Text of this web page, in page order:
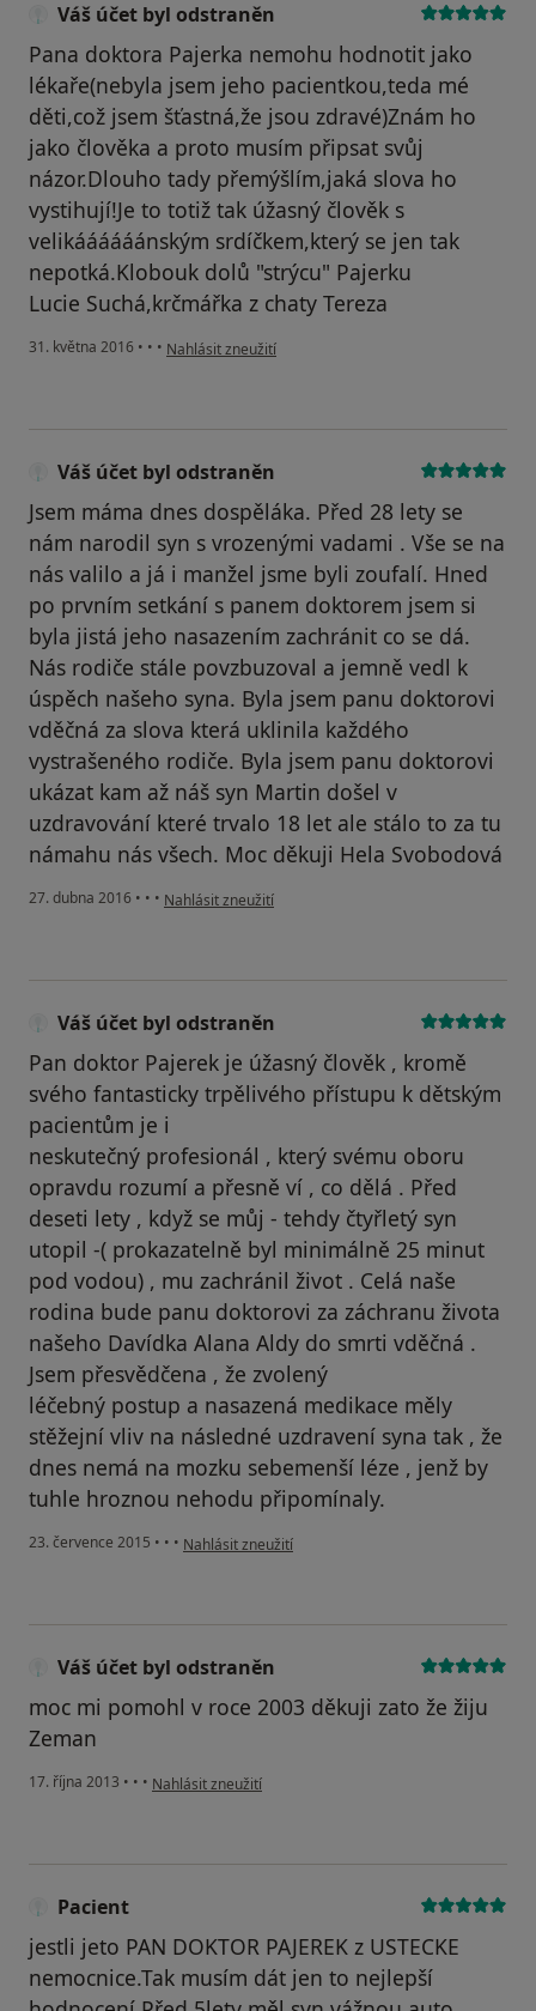
Váš účet byl odstraněn
Pana doktora Pajerka nemohu hodnotit jako
lékaře(nebyla jsem jeho pacientkou,teda mé
děti,což jsem šťastná,že jsou zdravé)Znám ho
jako člověka a proto musím připsat svůj
názor.Dlouho tady přemýšlím,jaká slova ho
vystihují!Je to totiž tak úžasný člověk s
velikáááááánským srdíčkem,který se jen tak
nepotká.Klobouk dolů "strýcu" Pajerku
Lucie Suchá,krčmářka z chaty Tereza
31. května 2016 • • • podle názoru uživatele Váš účet byl odstraněn
Nahlásit zneužití
Váš účet byl odstraněn
Jsem máma dnes dospěláka. Před 28 lety se
nám narodil syn s vrozenými vadami . Vše se na
nás valilo a já i manžel jsme byli zoufalí. Hned
po prvním setkání s panem doktorem jsem si
byla jistá jeho nasazením zachránit co se dá.
Nás rodiče stále povzbuzoval a jemně vedl k
úspěch našeho syna. Byla jsem panu doktorovi
vděčná za slova která uklinila každého
vystrašeného rodiče. Byla jsem panu doktorovi
ukázat kam až náš syn Martin došel v
uzdravování které trvalo 18 let ale stálo to za tu
námahu nás všech. Moc děkuji Hela Svobodová
27. dubna 2016 • • • podle názoru uživatele Váš účet byl odstraněn
Nahlásit zneužití
Váš účet byl odstraněn
Pan doktor Pajerek je úžasný člověk , kromě
svého fantasticky trpělivého přístupu k dětským
pacientům je i
neskutečný profesionál , který svému oboru
opravdu rozumí a přesně ví , co dělá . Před
deseti lety , když se můj - tehdy čtyřletý syn
utopil -( prokazatelně byl minimálně 25 minut
pod vodou) , mu zachránil život . Celá naše
rodina bude panu doktorovi za záchranu života
našeho Davídka Alana Aldy do smrti vděčná .
Jsem přesvědčena , že zvolený
léčebný postup a nasazená medikace měly
stěžejní vliv na následné uzdravení syna tak , že
dnes nemá na mozku sebemenší léze , jenž by
tuhle hroznou nehodu připomínaly.
23. července 2015 • • • podle názoru uživatele Váš účet byl odstraněn
Nahlásit zneužití
Váš účet byl odstraněn
moc mi pomohl v roce 2003 děkuji zato že žiju
Zeman
17. října 2013 • • • podle názoru uživatele Váš účet byl odstraněn
Nahlásit zneužití
Pacient
jestli jeto PAN DOKTOR PAJEREK z USTECKE
nemocnice.Tak musím dát jen to nejlepší